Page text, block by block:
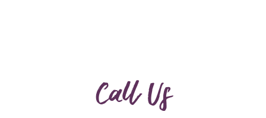
Call Us